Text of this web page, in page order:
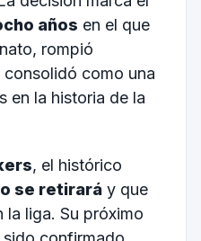
años en el que
rompió
como una
en la historia de la
, el histórico
se retiraráy que
la liga. Su próximo